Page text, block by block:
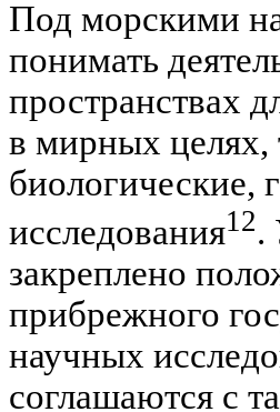
Под морскими
понимать
пространствах
в мирных целях,
биологические,
исследования12.
закреплено
прибрежного
научных
соглашаются с